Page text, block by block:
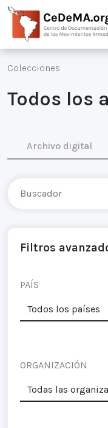
Colecciones
Todos los
Archivo digital
Filtros
PAÍS
ORGANIZACIÓN